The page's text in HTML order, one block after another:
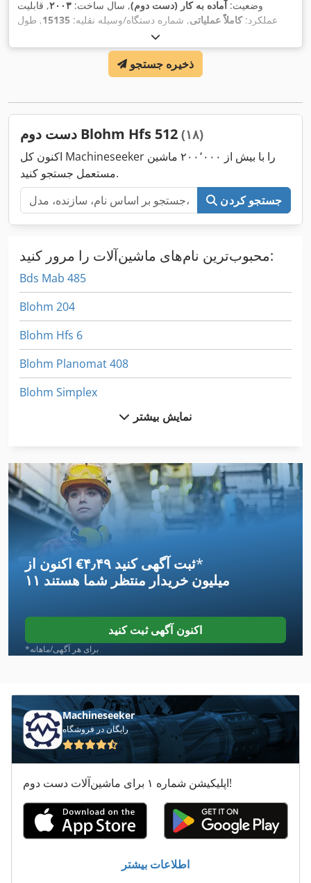
وضعیت:آماده به کار (دست دوم), سال ساخت: ۲۰۰۳, قابلیت
عملکرد:کاملاً عملیاتی, شماره دستگاه/وسیله نقلیه: 15135, طول
, عرض سنگ‌زنی:
سنگ‌زنی:۵۰۰ میلی‌متر , قطر سنگ سنباده:۴۰۰ میلی‌متر
, نوع کنترل:
ذخیره جستجو
دست دوم Blohm Hfs 512 (۱۸)
اکنون کل Machineseeker را با بیش از ۲۰۰٬۰۰۰ ماشین
مستعمل جستجو کنید.
جستجو کردن
محبوب‌ترین نام‌های ماشین‌آلات را مرور کنید:
Bds Mab 485
Blohm 204
Blohm Hfs 6
Blohm Planomat 408
Blohm Simplex
Felder 975
Fmz 5000
Haffner Sl 402
Hakomatic B 655
Hakomatic B 655 S
Hakomatic B 910
Haubold Pn 540
Hbs
Hbs 470
Hc 310
Heller Bea 07
Heller Bzh 07
نمایش بیشتر
اکنون از ‎€۴٫۴۹ ثبت آگهی کنید*
۱۱ میلیون خریدار منتظر شما هستند
اکنون آگهی ثبت کنید
*برای هر آگهی/ماهانه
Machineseeker
رایگان در فروشگاه
اپلیکیشن شماره ۱ برای ماشین‌آلات دست دوم!
اطلاعات بیشتر